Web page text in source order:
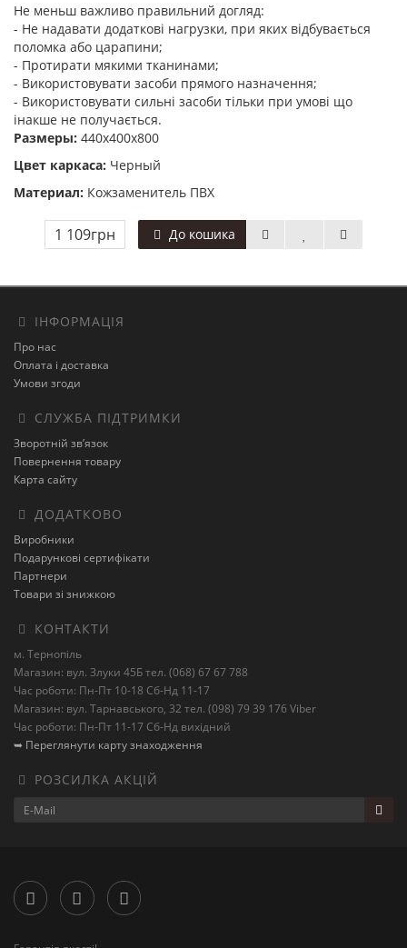
Не меньш важливо правильний догляд:
- Не надавати додаткові нагрузки, при яких відбувається
поломка або царапини;
- Протирати мякими тканинами;
- Використовувати засоби прямого назначення;
- Використовувати сильні засоби тільки при умові що
інакше не получається.
Размеры: 440x400x800
Цвет каркаса: Черный
Материал: Кожзаменитель ПВХ
1 109грн До кошика
ІНФОРМАЦІЯ
Про нас
Оплата і доставка
Умови згоди
СЛУЖБА ПІДТРИМКИ
Зворотній зв’язок
Повернення товару
Карта сайту
ДОДАТКОВО
Виробники
Подарункові сертифікати
Партнери
Товари зі знижкою
КОНТАКТИ
м. Тернопіль
Магазин: вул. Злуки 45Б тел. (068) 67 67 788
Час роботи: Пн-Пт 10-18 Сб-Нд 11-17
Магазин: вул. Тарнавського, 32 тел. (098) 79 39 176 Viber
Час роботи: Пн-Пт 11-17 Сб-Нд вихідний
➥ Переглянути карту знаходження
РОЗСИЛКА АКЦІЙ